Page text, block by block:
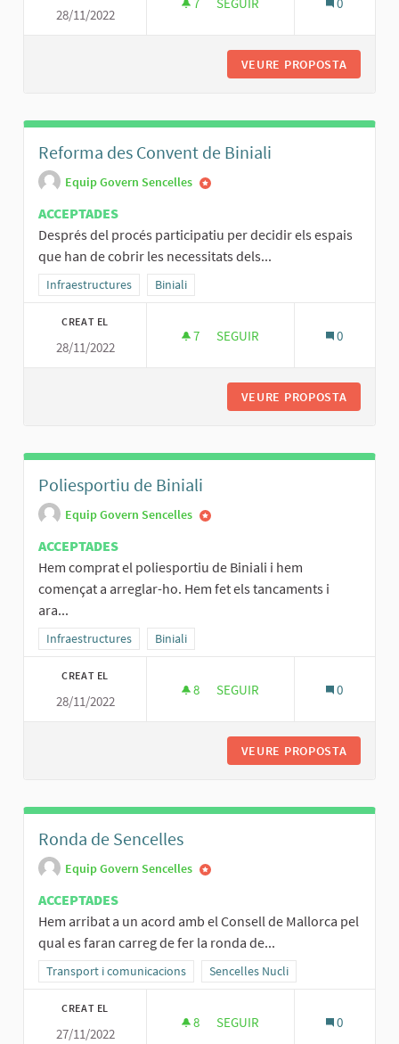
28/11/2022
VEURE PROPOSTA
Reforma des Convent de Biniali
Equip Govern Sencelles
ACCEPTADES
Després del procés participatiu per decidir els espais
que han de cobrir les necessitats dels...
Resultats al filtrar per la categoria: Infraestructures
Infraestructures Resultats al filtrar per l'àmbit: Biniali
Biniali
CREAT EL
28/11/2022
7 7 SEGUIDORES
SEGUIR 0
VEURE PROPOSTA
Poliesportiu de Biniali
Equip Govern Sencelles
ACCEPTADES
Hem comprat el poliesportiu de Biniali i hem
començat a arreglar-ho. Hem fet els tancaments i
ara...
Resultats al filtrar per la categoria: Infraestructures
Infraestructures Resultats al filtrar per l'àmbit: Biniali
Biniali
CREAT EL
28/11/2022
8 8 SEGUIDORES
SEGUIR 0
VEURE PROPOSTA
Ronda de Sencelles
Equip Govern Sencelles
ACCEPTADES
Hem arribat a un acord amb el Consell de Mallorca pel
qual es faran carreg de fer la ronda de...
Resultats al filtrar per la categoria: Transport i comunicacions
Transport i comunicacions Resultats al filtrar per l'àmbit:
Sencelles Nucli
CREAT EL
27/11/2022
8 8 SEGUIDORES
SEGUIR 0